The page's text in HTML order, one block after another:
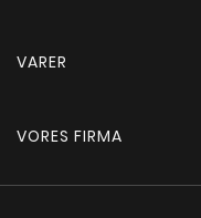
VARER
VORES FIRMA